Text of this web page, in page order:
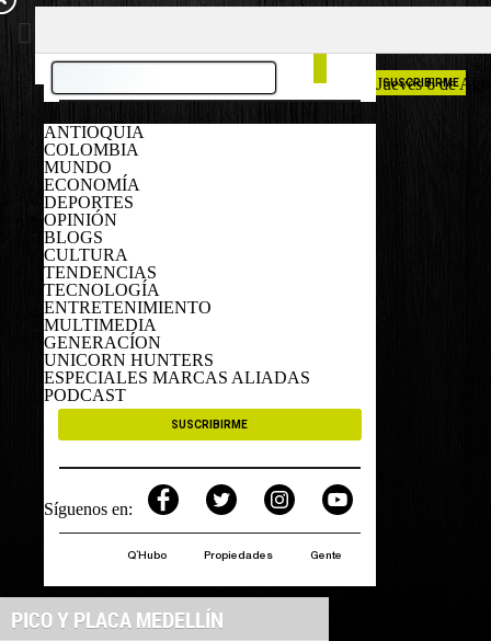
ANTIOQUIA
COLOMBIA
MUNDO
ECONOMÍA
DEPORTES
OPINIÓN
BLOGS
CULTURA
TENDENCIAS
TECNOLOGÍA
ENTRETENIMIENTO
MULTIMEDIA
GENERACÍON
UNICORN HUNTERS
ESPECIALES MARCAS ALIADAS
PODCAST
SUSCRIBIRME
Síguenos en:
Q´Hubo Propiedades Gente
Jueves 6 de
SUSCRIBIRME
PICO Y PLACA MEDELLÍN